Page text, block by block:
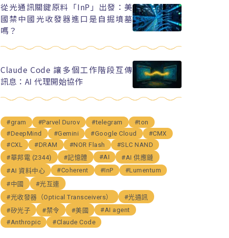
從光通訊關鍵原料「InP」出發：美
國禁中國光收發器進口是自掘墳墓
嗎？
Claude Code 讓多個工作階段互傳
訊息：AI 代理開始協作
#gram #Parvel Durov #telegram
#ton
#DeepMind
#Gemini #Google Cloud
#CMX
#CXL
#DRAM #NOR Flash
#SLC NAND
#華邦電 (2344)
#記憶體 #AI
#AI 供應鏈
#AI 資料中心
#Coherent #InP
#Lumentum
#中國
#光互連
#光收發器（Optical Transceivers）
#光通訊
#矽光子
#禁令 #美國
#AI agent
#Anthropic
#Claude Code